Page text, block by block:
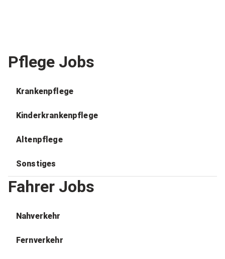
Pflege Jobs
Krankenpflege
Kinderkrankenpflege
Altenpflege
Sonstiges
Fahrer Jobs
Nahverkehr
Fernverkehr